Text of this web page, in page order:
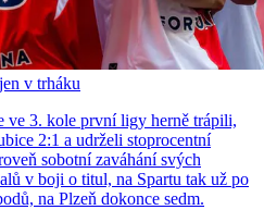
v trháku
ve 3. kole první ligy herně trápili,
2:1 a udrželi stoprocentní
sobotní zaváhání svých
v boji o titul, na Spartu tak už po
na Plzeň dokonce sedm.